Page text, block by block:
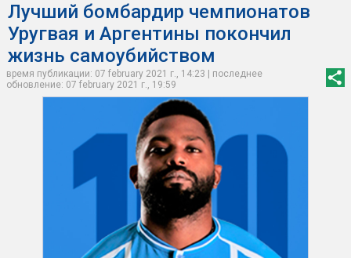
Лучший бомбардир чемпионатов
Уругвая и Аргентины покончил
жизнь самоубийством
время публикации: 07 february 2021 г., 14:23 | последнее
обновление: 07 february 2021 г., 19:59